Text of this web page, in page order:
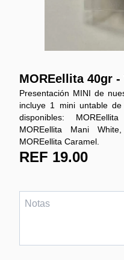
MOREellita 40gr
Presentación MINI de
incluye 1 mini untable
disponibles:
MOREellita Mani
MOREellita Caramel.
REF 19.00